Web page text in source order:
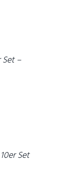
–
Set